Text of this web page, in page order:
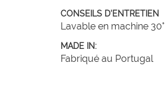
CONSEILS D'ENTRETIEN
Lavable en machine 30°
MADE IN:
Fabriqué au Portugal